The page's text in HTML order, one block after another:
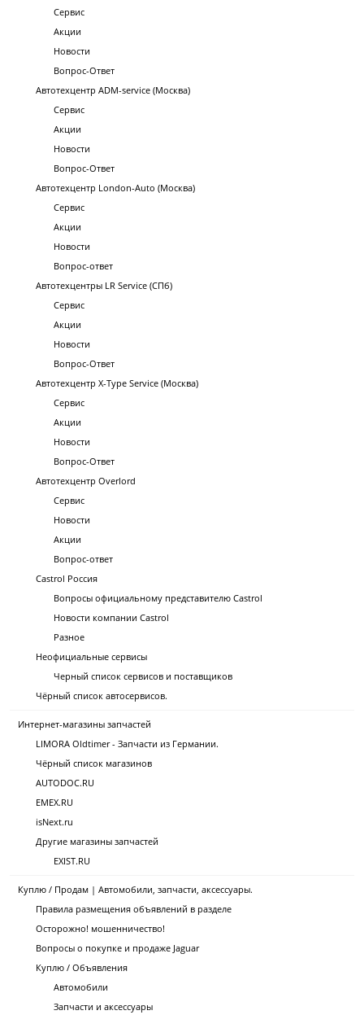
Сервис
Акции
Новости
Вопрос-Ответ
Автотехцентр ADM-service (Москва)
Сервис
Акции
Новости
Вопрос-Ответ
Автотехцентр London-Auto (Москва)
Сервис
Акции
Новости
Вопрос-ответ
Автотехцентры LR Service (СПб)
Сервис
Акции
Новости
Вопрос-Ответ
Автотехцентр X-Type Service (Москва)
Сервис
Акции
Новости
Вопрос-Ответ
Автотехцентр Overlord
Сервис
Новости
Акции
Вопрос-ответ
Castrol Россия
Вопросы официальному представителю Castrol
Новости компании Castrol
Разное
Неофициальные сервисы
Черный список сервисов и поставщиков
Чёрный список автосервисов.
Интернет-магазины запчастей
LIMORA Oldtimer - Запчасти из Германии.
Чёрный список магазинов
AUTODOC.RU
EMEX.RU
isNext.ru
Другие магазины запчастей
EXIST.RU
Куплю / Продам | Автомобили, запчасти, аксессуары.
Правила размещения объявлений в разделе
Осторожно! мошенничество!
Вопросы о покупке и продаже Jaguar
Куплю / Объявления
Автомобили
Запчасти и аксессуары